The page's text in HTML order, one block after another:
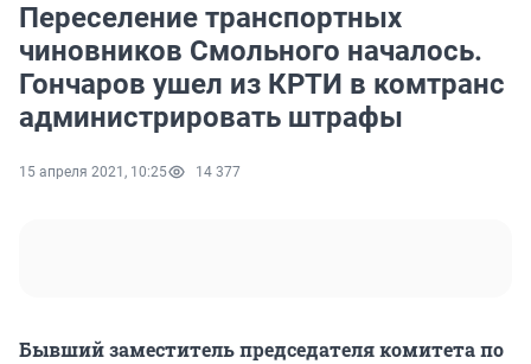
Переселение транспортных
чиновников Смольного началось.
Гончаров ушел из КРТИ в комтранс
администрировать штрафы
15 апреля 2021, 10:25 14 377
Бывший заместитель председателя комитета по